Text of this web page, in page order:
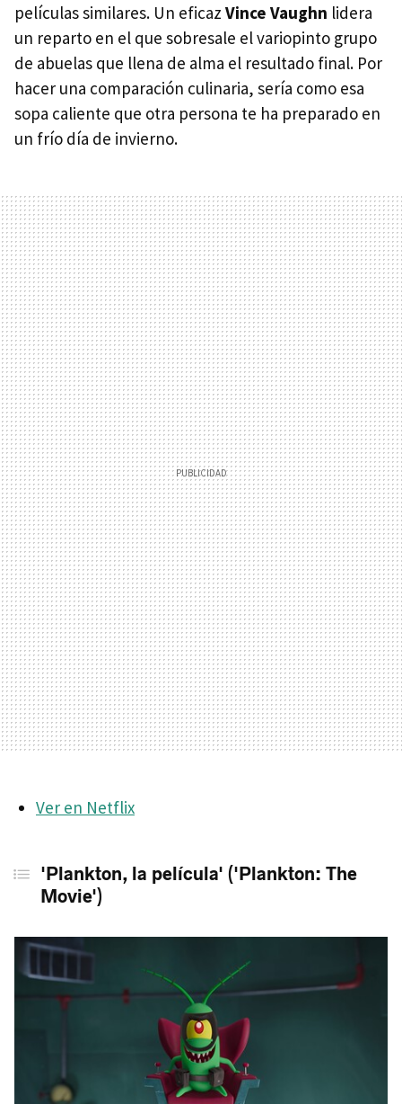
películas similares. Un eficaz Vince Vaughn lidera
un reparto en el que sobresale el variopinto grupo
de abuelas que llena de alma el resultado final. Por
hacer una comparación culinaria, sería como esa
sopa caliente que otra persona te ha preparado en
un frío día de invierno.
Ver en Netflix
'Plankton, la película' ('Plankton: The
Movie')